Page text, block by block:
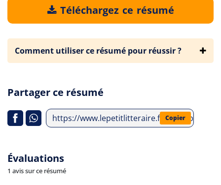
Téléchargez ce résumé
Comment utiliser ce résumé pour réussir ?
Partager ce résumé
https://www.lepetitlitteraire.fr/index.php/
Copier
Évaluations
1 avis sur ce résumé